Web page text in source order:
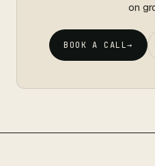
on
BOOK A CALL→